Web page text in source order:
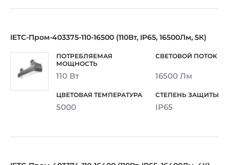
IETC-Пром-403375-110-16500 (110Вт, IP65, 16500Лм, 5К)
110 Вт 16500 Лм
5000 IP65